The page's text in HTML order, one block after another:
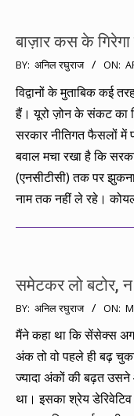
बाज़ार कस के गिरेगा
2012-
04-
03
BY: अनिल रघुराज ON:
विद्वानों के मुताबिक कई
हैं। यूरो ज़ोन के संकट का
सरकार नीतिगत फैसलों में
बवाल मचा रखा है कि
(एनसीटीसी) तक पर
नाम तक नहीं ले रहे।
समेटकर लो बटोर,
2012-
03-
30
BY: अनिल रघुराज ON:
मैंने कहा था कि सेंसेक्स
अंक तो वो पहले ही बढ़
ज्यादा अंकों की बढ़त
था। इसका श्रेय